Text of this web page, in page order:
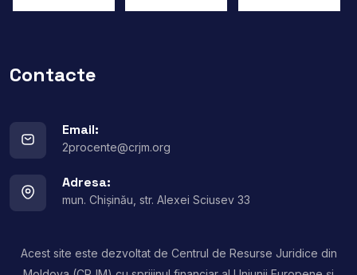
Contacte
Email:
2procente@crjm.org
Adresa:
mun. Chișinău, str. Alexei Sciusev 33
Acest site este dezvoltat de Centrul de Resurse Juridice din